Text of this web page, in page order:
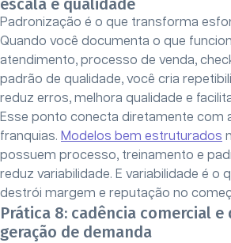
escala e qualidade
Padronização é o que transforma
Quando você documenta o que
atendimento, processo de venda,
padrão de qualidade, você cria
reduz erros, melhora qualidade e
Esse ponto conecta diretamente com
franquias. Modelos bem estruturados
possuem processo, treinamento e
reduz variabilidade. E variabilidade é o
destrói margem e reputação no
Prática 8: cadência comercial
geração de demanda